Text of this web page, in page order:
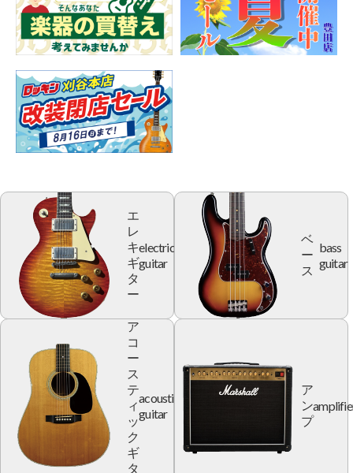
エ
レ
キ
ギ
タ
ー
electric
guitar
ベ
ー
ス
bass
guitar
ア
コ
ー
ス
テ
ィ
ッ
ク
ギ
タ
acoustic
guitar
ア
ン
プ